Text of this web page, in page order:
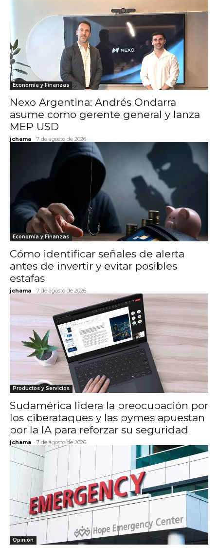
Economía y Finanzas
Nexo Argentina: Andrés Ondarra
asume como gerente general y lanza
MEP USD
jchama - 7 de agosto de 2026
Economía y Finanzas
Cómo identificar señales de alerta
antes de invertir y evitar posibles
estafas
jchama - 7 de agosto de 2026
Productos y Servicios
Sudamérica lidera la preocupación por
los ciberataques y las pymes apuestan
por la IA para reforzar su seguridad
jchama - 7 de agosto de 2026
Opinión